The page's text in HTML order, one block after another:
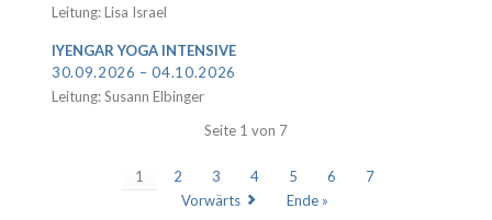
Leitung: Lisa Israel
IYENGAR YOGA INTENSIVE
30.09.2026 – 04.10.2026
Leitung: Susann Elbinger
Seite 1 von 7
1 2 3 4 5 6
7
Vorwärts
Ende »